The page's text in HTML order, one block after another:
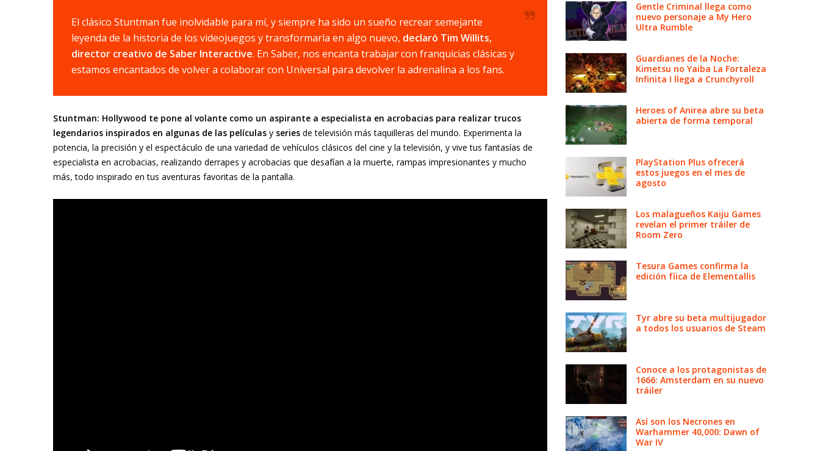
El clásico Stuntman fue inolvidable para mí, y siempre ha sido un sueño recrear semejante
leyenda de la historia de los videojuegos y transformarla en algo nuevo, declaró Tim Willits,
director creativo de Saber Interactive. En Saber, nos encanta trabajar con franquicias clásicas y
estamos encantados de volver a colaborar con Universal para devolver la adrenalina a los fans.
Stuntman: Hollywood te pone al volante como un aspirante a especialista en acrobacias para realizar trucos
legendarios inspirados en algunas de las películas y series de televisión más taquilleras del mundo. Experimenta la
potencia, la precisión y el espectáculo de una variedad de vehículos clásicos del cine y la televisión, y vive tus fantasías de
especialista en acrobacias, realizando derrapes y acrobacias que desafían a la muerte, rampas impresionantes y mucho
más, todo inspirado en tus aventuras favoritas de la pantalla.
Gentle Criminal llega como
nuevo personaje a My Hero
Ultra Rumble
Guardianes de la Noche:
Kimetsu no Yaiba La Fortaleza
Infinita I llega a Crunchyroll
Heroes of Anirea abre su beta
abierta de forma temporal
PlayStation Plus ofrecerá
estos juegos en el mes de
agosto
Los malagueños Kaiju Games
revelan el primer tráiler de
Room Zero
Tesura Games confirma la
edición fíica de Elementallis
Tyr abre su beta multijugador
a todos los usuarios de Steam
Conoce a los protagonistas de
1666: Amsterdam en su nuevo
tráiler
Así son los Necrones en
Warhammer 40,000: Dawn of
War IV